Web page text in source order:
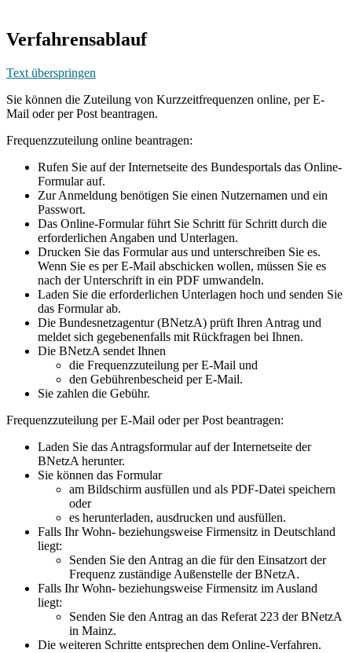
Verfahrensablauf
Text überspringen
Sie können die Zuteilung von Kurzzeitfrequenzen online, per E-
Mail oder per Post beantragen.
Frequenzzuteilung online beantragen:
Rufen Sie auf der Internetseite des Bundesportals das Online-
Formular auf.
Zur Anmeldung benötigen Sie einen Nutzernamen und ein
Passwort.
Das Online-Formular führt Sie Schritt für Schritt durch die
erforderlichen Angaben und Unterlagen.
Drucken Sie das Formular aus und unterschreiben Sie es.
Wenn Sie es per E-Mail abschicken wollen, müssen Sie es
nach der Unterschrift in ein PDF umwandeln.
Laden Sie die erforderlichen Unterlagen hoch und senden Sie
das Formular ab.
Die Bundesnetzagentur (BNetzA) prüft Ihren Antrag und
meldet sich gegebenenfalls mit Rückfragen bei Ihnen.
Die BNetzA sendet Ihnen
die Frequenzzuteilung per E-Mail und
den Gebührenbescheid per E-Mail.
Sie zahlen die Gebühr.
Frequenzzuteilung per E-Mail oder per Post beantragen:
Laden Sie das Antragsformular auf der Internetseite der
BNetzA herunter.
Sie können das Formular
am Bildschirm ausfüllen und als PDF-Datei speichern
oder
es herunterladen, ausdrucken und ausfüllen.
Falls Ihr Wohn- beziehungsweise Firmensitz in Deutschland
liegt:
Senden Sie den Antrag an die für den Einsatzort der
Frequenz zuständige Außenstelle der BNetzA.
Falls Ihr Wohn- beziehungsweise Firmensitz im Ausland
liegt:
Senden Sie den Antrag an das Referat 223 der BNetzA
in Mainz.
Die weiteren Schritte entsprechen dem Online-Verfahren.